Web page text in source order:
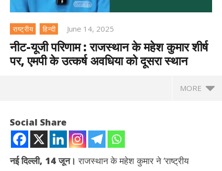
राष्ट्रीय हिन्दी June 14, 2025
नीट-यूजी परिणाम : राजस्थान के महेश कुमार शीर्ष
पर, एमपी के उत्कर्ष अवधिया को दूसरा स्थान
MORE
Social Share
नई दिल्ली, 14 जून। राजस्थान के महेश कुमार ने ‘राष्ट्रीय